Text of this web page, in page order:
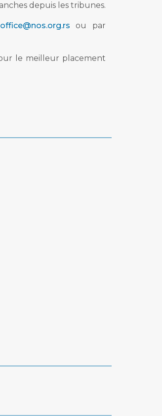
depuis les tribunes.
office@nos.org.rs ou par
le meilleur placement